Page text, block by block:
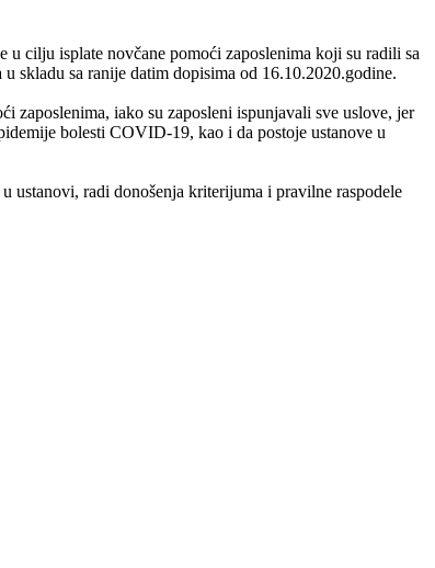
u cilјu isplate novčane pomoći zaposlenima koji su radili sa
skladu sa ranije datim dopisima od 16.10.2020.godine.
zaposlenima, iako su zaposleni ispunjavali sve uslove, jer
bolesti COVID-19, kao i da postoje ustanove u
ustanovi, radi donošenja kriterijuma i pravilne raspodele